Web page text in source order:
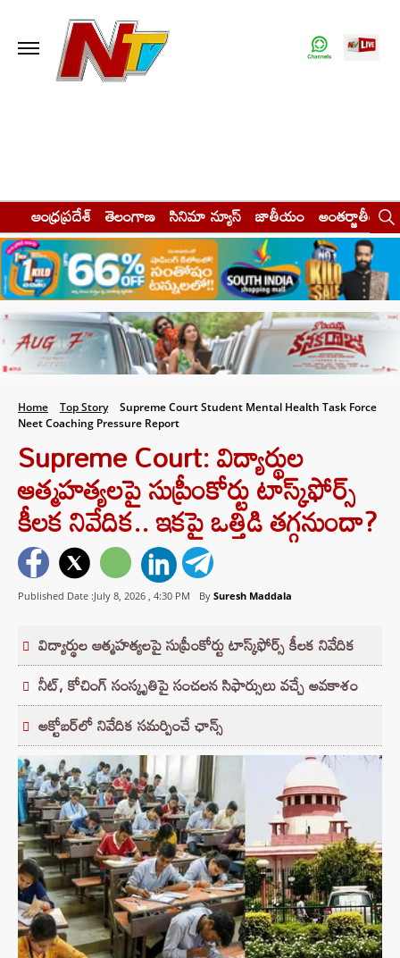
ఆంధ్రప్రదేశ్ తెలంగాణ సినిమా న్యూస్ జాతీయం అంతర్జాతీయం
Home Top Story
Supreme Court Student Mental Health Task Force
Neet Coaching Pressure Report
Supreme Court: విద్యార్థుల
ఆత్మహత్యలపై సుప్రీంకోర్టు టాస్క్‌ఫోర్స్
కీలక నివేదిక.. ఇకపై ఒత్తిడి తగ్గనుందా?
Published Date :July 8, 2026 , 4:30 PM By Suresh Maddala
విద్యార్థుల ఆత్మహత్యలపై సుప్రీంకోర్టు టాస్క్‌ఫోర్స్ కీలక నివేదిక
నీట్, కోచింగ్ సంస్కృతిపై సంచలన సిఫార్సులు వచ్చే అవకాశం
అక్టోబర్‌లో నివేదిక సమర్పించే ఛాన్స్